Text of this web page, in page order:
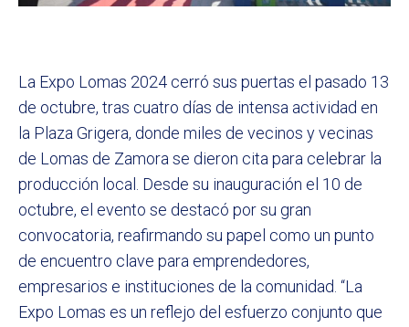
La Expo Lomas 2024 cerró sus puertas el pasado 13
de octubre, tras cuatro días de intensa actividad en
la Plaza Grigera, donde miles de vecinos y vecinas
de Lomas de Zamora se dieron cita para celebrar la
producción local. Desde su inauguración el 10 de
octubre, el evento se destacó por su gran
convocatoria, reafirmando su papel como un punto
de encuentro clave para emprendedores,
empresarios e instituciones de la comunidad. “La
Expo Lomas es un reflejo del esfuerzo conjunto que